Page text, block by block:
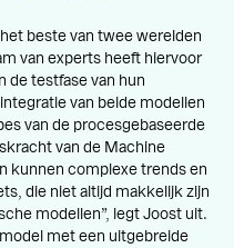
beste van twee werelden
van experts heeft hiervoor
de testfase van hun
van beide modellen
van de procesgebaseerde
van de Machine
kunnen complexe trends en
die niet altijd makkelijk zijn
modellen”, legt Joost uit.
met een uitgebreide